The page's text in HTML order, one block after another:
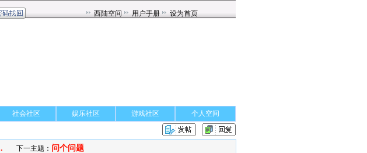
社会社区 娱乐社区 游戏社区
个人空间
下一主题： 问个问题